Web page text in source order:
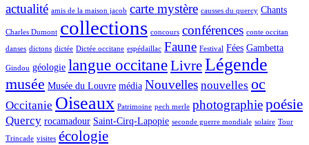
actualité amis de la maison jacob carte mystère causses du quercy Chants
Charles Dumont collections concours conférences conte occitan
danses dictons dictée Dictée occitane espédaillac Faune Festival Fées Gambetta
Gindou géologie langue occitaneLivreLégende
musée Musée du Louvre média Nouvelles nouvelles oc
Occitanie Oiseaux Patrimoine pech merle photographiepoésie
Quercy rocamadour Saint-Cirq-Lapopie seconde guerre mondiale solaire Tour
Trincade visites écologie